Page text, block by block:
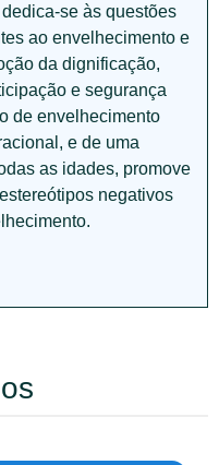
se às questões
ao envelhecimento e
da dignificação,
e segurança
de envelhecimento
e de uma
as idades, promove
negativos